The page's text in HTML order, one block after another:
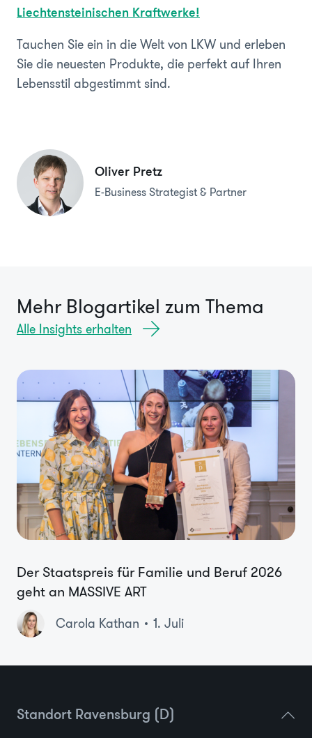
Liechtensteinischen Kraftwerke!
Tauchen Sie ein in die Welt von LKW und erleben
Sie die neuesten Produkte, die perfekt auf Ihren
Lebensstil abgestimmt sind.
Oliver Pretz
E-Business Strategist & Partner
Mehr Blogartikel zum Thema
Alle Insights erhalten
Der Staatspreis für Familie und Beruf 2026
geht an MASSIVE ART
Carola Kathan 1. Juli
Standort Ravensburg (D)